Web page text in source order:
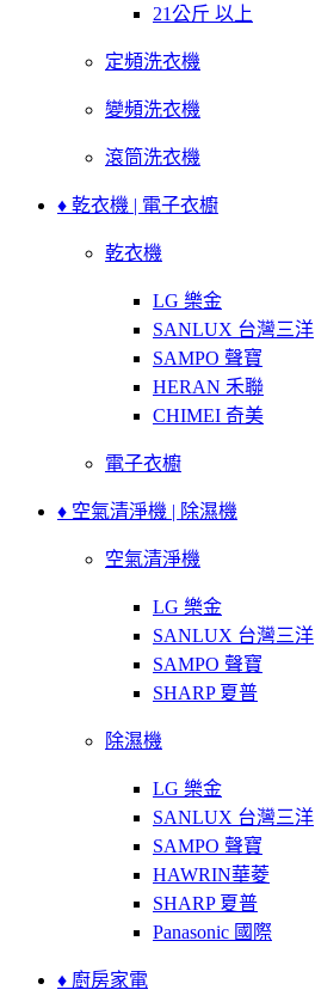
21公斤 以上
定頻洗衣機
變頻洗衣機
滾筒洗衣機
♦ 乾衣機 | 電子衣櫥
乾衣機
LG 樂金
SANLUX 台灣三洋
SAMPO 聲寶
HERAN 禾聯
CHIMEI 奇美
電子衣櫥
♦ 空氣清淨機 | 除濕機
空氣清淨機
LG 樂金
SANLUX 台灣三洋
SAMPO 聲寶
SHARP 夏普
除濕機
LG 樂金
SANLUX 台灣三洋
SAMPO 聲寶
HAWRIN華菱
SHARP 夏普
Panasonic 國際
♦ 廚房家電